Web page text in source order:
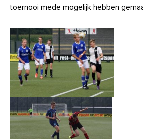
toernooi mede mogelijk hebben